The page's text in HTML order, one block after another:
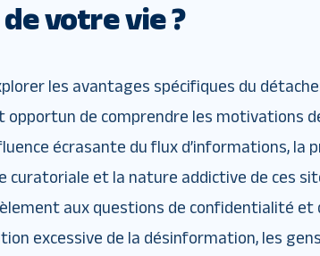
votre vie ?
les avantages spécifiques du
opportun de comprendre les motivations
écrasante du flux d’informations, la
curatoriale et la nature addictive de ces
aux questions de confidentialité et
excessive de la désinformation, les